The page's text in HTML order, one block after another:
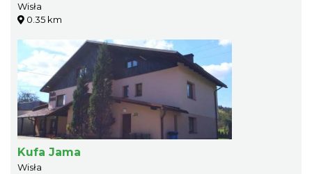
Wisła
0.35 km
Kufa Jama
Wisła